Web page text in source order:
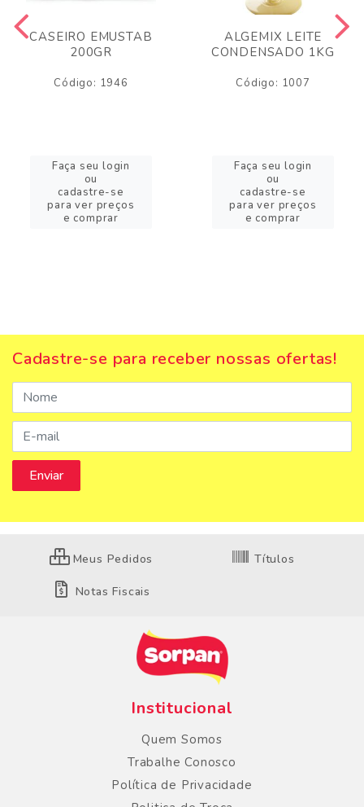
CASEIRO EMUSTAB
200GR
Código: 1946
Faça seu login
ou
cadastre-se
para ver preços
e comprar
ALGEMIX LEITE
CONDENSADO 1KG
Código: 1007
Faça seu login
ou
cadastre-se
para ver preços
e comprar
Cadastre-se para receber nossas ofertas!
Meus Pedidos Títulos
Notas Fiscais
Institucional
Quem Somos
Trabalhe Conosco
Política de Privacidade